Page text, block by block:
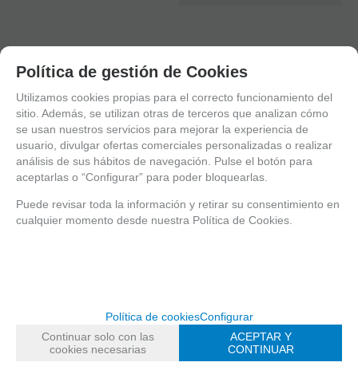
ALETA EDICIONES
Solicitar más info
Valorar
Entérate de lo último
Date de alta para estar al día de las novedades a través de nuestro boletín
Política de gestión de Cookies
Utilizamos cookies propias para el correcto funcionamiento del
sitio. Además, se utilizan otras de terceros que analizan cómo
se usan nuestros servicios para mejorar la experiencia de
usuario, divulgar ofertas comerciales personalizadas o realizar
análisis de sus hábitos de navegación. Pulse el botón para
aceptarlas o “Configurar” para poder bloquearlas.
Puede revisar toda la información y retirar su consentimiento en
cualquier momento desde nuestra Política de Cookies.
Política de cookiesConfigurar
Continuar solo con las
cookies necesarias
ACEPTAR Y
CONTINUAR